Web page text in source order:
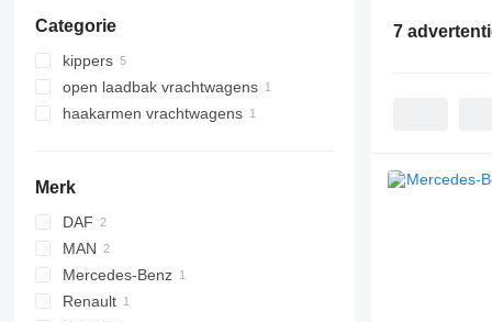
Categorie
kippers
open laadbak vrachtwagens
haakarmen vrachtwagens
Merk
DAF
CF
XF
MAN
LE
TGL
Mercedes-Benz
Actros
Renault
7